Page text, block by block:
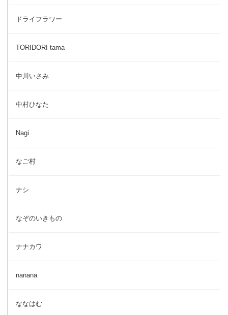
ドライフラワー
TORIDORI tama
中川いさみ
中村ひなた
Nagi
なご村
ナシ
なぞのいきもの
ナナカワ
nanana
ななはむ